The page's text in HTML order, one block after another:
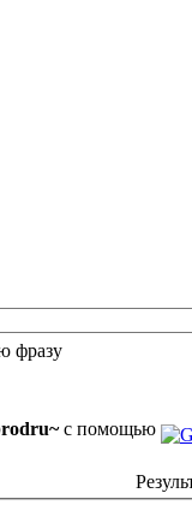
фразу
с помощью